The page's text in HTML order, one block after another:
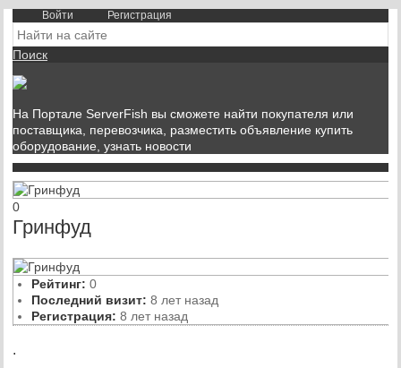
Войти Регистрация
Поиск
На Портале ServerFish вы сможете найти покупателя или
поставщика, перевозчика, разместить объявление купить
оборудование, узнать новости
0
Гринфуд
Рейтинг: 0
Последний визит: 8 лет назад
Регистрация: 8 лет назад
.